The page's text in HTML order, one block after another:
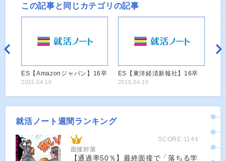
この記事と同じカテゴリの記事
ES【Amazonジャパン】16卒
2015.04.10
ES【東洋経済新報社】16卒
2015.04.10
就活ノート週間ランキング
SCORE:1144
面接対策
【通過率50％】最終面接で「落ちる学